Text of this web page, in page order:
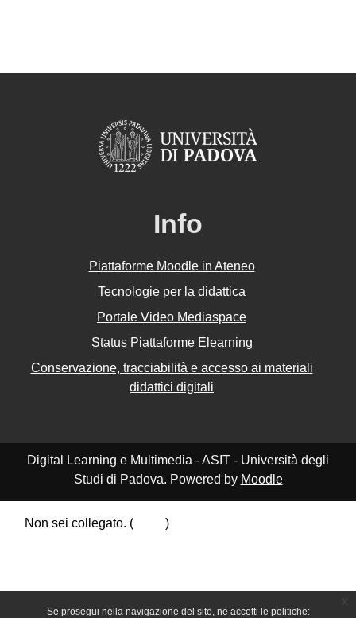
Se prosegui nella navigazione del sito, ne accetti le politiche:
Info
Piattaforme Moodle in Ateneo
Tecnologie per la didattica
Portale Video Mediaspace
Status Piattaforme Elearning
Conservazione, tracciabilità e accesso ai materiali
didattici digitali
Digital Learning e Multimedia - ASIT - Università degli
Studi di Padova. Powered by Moodle
Non sei collegato. (
)